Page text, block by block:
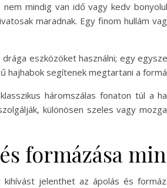
mindig van idő vagy kedv
maradnak. Egy finom hullám
eszközöket használni; egy
hajhabok segítenek megtartani a
háromszálas fonaton túl a
különösen szeles vagy
formázása
jelenthet az ápolás és